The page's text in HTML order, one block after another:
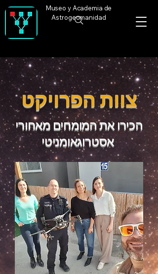
Museo y Academia de
Astrogeomanidad
צוות הפרויקט
הכירו את המומחים מאחורי
אסטרוגאומניטי